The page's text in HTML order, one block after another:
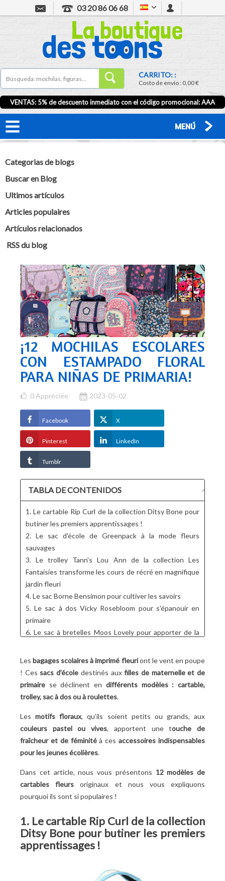
03 20 86 06 68
CARRITO: :
Costo de envío :0,00 €
VENTAS: 5% de descuento inmediato con el código promocional:AAA
MENÚ
Categorias de blogs
Buscar en Blog
Ultimos artículos
Articles populaires
Artículos relacionados
RSS du blog
¡12 MOCHILAS ESCOLARES
CON ESTAMPADO FLORAL
PARA NIÑAS DE PRIMARIA!
0 Appréciée 2023-05-02
Facebook X
Pinterest LinkedIn
Tumblr
TABLA DE CONTENIDOS
1. Le cartable Rip Curl de la collection Ditsy Bone pour
butiner les premiers apprentissages !
2. Le sac d'école de Greenpack à la mode fleurs
sauvages
3. Le trolley Tann's Lou Ann de la collection Les
Fantaisies transforme les cours de récré en magnifique
jardin fleuri
4. Le sac Borne Bensimon pour cultiver les savoirs
5. Le sac à dos Vicky Rosebloom pour s'épanouir en
primaire
6. Le sac à bretelles Moos Lovely pour apporter de la
7. Le cartable Kickers Girl Rose pour des journées
d'école printanières
8. Le sac Newmoji floral et sa girafe à offrir aux
amoureuses de la vie
grand coeur
10. Les accessoires scolaires Bouquet de Fleurs pour
faire plaisir à toutes les filles
11. Le sac à dos Kipling Seoul Flower Powder pour
12. Le cartable Kyoto signé Les Petites Bombes pour
un look d'écolière plein de caractère
Pourquoi cet engouement pour les cartables fleurs ?
Lesbagages scolaires à imprimé fleuriont le vent en poupe
! Ces sacs d’école destinés auxfilles de maternelle et de
primaire se déclinent en différents modèles : cartable,
trolley, sac à dos ou à roulettes.
Lesmotifs floraux, qu’ils soient petits ou grands, aux
couleurs pastel ou vives, apportent une touche de
fraîcheur et de féminitéà cesaccessoires indispensables
pour les jeunes écolières.
Dans cet article, nous vous présentons 12 modèles de
cartables fleurs originaux et nous vous expliquons
pourquoi ils sont si populaires !
1. Le cartable Rip Curl de la collection
Ditsy Bone pour butiner les premiers
apprentissages !